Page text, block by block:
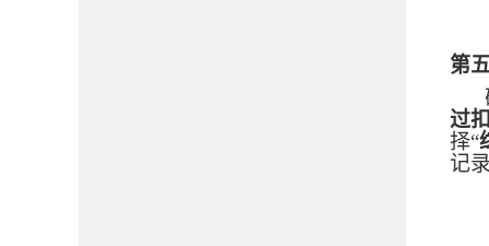
第
过
择“
记